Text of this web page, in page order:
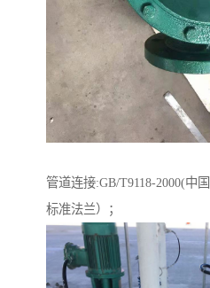
管道连接:GB/T9118-2000(中
标准法兰）；